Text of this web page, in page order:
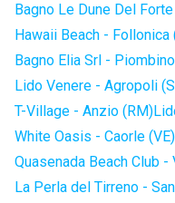
Bagno Le Dune Del
Hawaii Beach - Follonica
Bagno Elia Srl -
Lido Venere - Agropoli
T-Village - Anzio (RM)
White Oasis - Caorle (VE)
Quasenada Beach Club -
La Perla del Tirreno -